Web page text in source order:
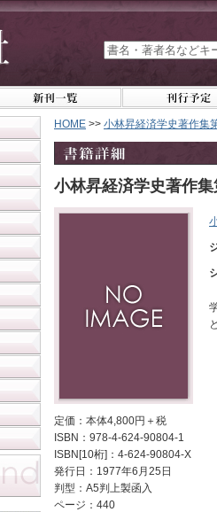
HOME >> 小林昇経済学史著作
小林昇経済学史著作
定価：本体4,800円＋税
ISBN：978-4-624-90804-1
ISBN[10桁]：4-624-90804-X
発行日：1977年6月25日
判型：A5判上製函入
ページ：440